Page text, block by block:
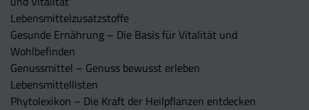
Lebensmittelzusatzstoffe
Gesunde Ernährung – Die Basis für Vitalität und
Wohlbefinden
Genussmittel – Genuss bewusst erleben
Lebensmittellisten
Phytolexikon – Die Kraft der Heilpflanzen entdecken